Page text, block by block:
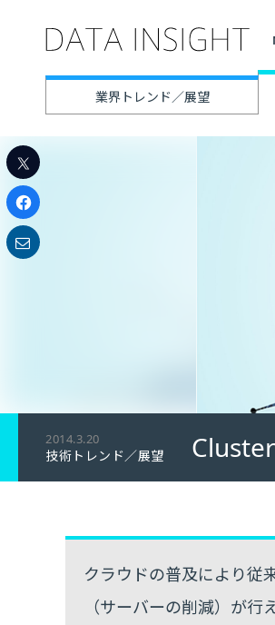
業界トレンド／展望
2014.3.20
技術トレンド／展望
クラウドの普及により従
（サーバーの削減）が